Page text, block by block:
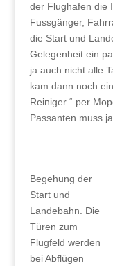
der Flughafen die
Fussgänger,
die Start und
Gelegenheit ein
ja auch nicht alle
kam dann noch
Reiniger “ per
Passanten muss
Begehung der
Start und
Landebahn. Die
Türen zum
Flugfeld werden
bei Abflügen